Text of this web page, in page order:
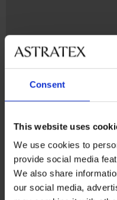
Consent
This website uses
We use cookies to
provide social media
We also share
our social media,
Bestseller